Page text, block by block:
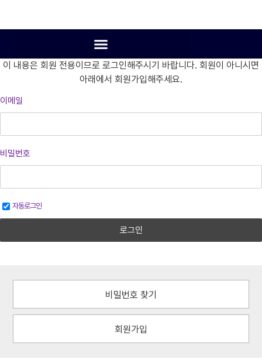
이 내용은 회원 전용이므로 로그인해주시기 바랍니다. 회원이 아니시면
아래에서 회원가입해주세요.
이메일
비밀번호
자동로그인
로그인
비밀번호 찾기
회원가입